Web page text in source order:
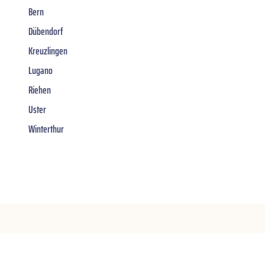
Bern
Dübendorf
Kreuzlingen
Lugano
Riehen
Uster
Winterthur